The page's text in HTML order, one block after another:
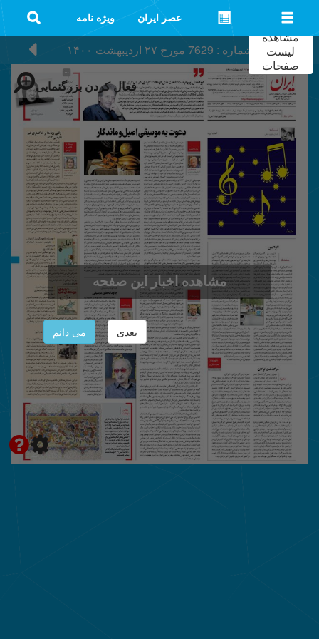
عصر ایران ویژه نامه
شماره : 7629 مورخ ۲۷ اردیبهشت ۱۴۰۰
فعال کردن بزرگنمایی
مشاهده اخبار این صفحه
مشاهده
لیست
صفحات
بعدی می دانم